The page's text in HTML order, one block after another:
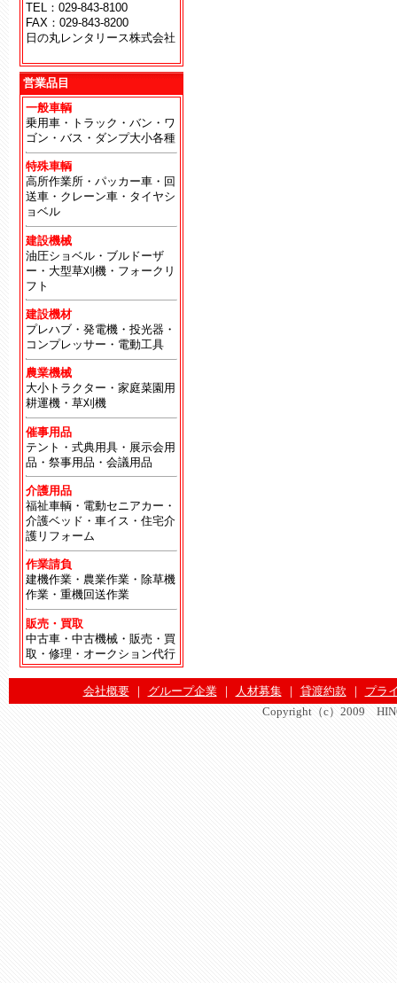
TEL：029-843-8100
FAX：029-843-8200
日の丸レンタリース株式会社
営業品目
一般車輌
乗用車・トラック・バン・ワ
ゴン・バス・ダンプ大小各種
特殊車輌
高所作業所・パッカー車・回
送車・クレーン車・タイヤシ
ョベル
建設機械
油圧ショベル・ブルドーザ
ー・大型草刈機・フォークリ
フト
建設機材
プレハブ・発電機・投光器・
コンプレッサー・電動工具
農業機械
大小トラクター・家庭菜園用
耕運機・草刈機
催事用品
テント・式典用具・展示会用
品・祭事用品・会議用品
介護用品
福祉車輌・電動セニアカー・
介護ベッド・車イス・住宅介
護リフォーム
作業請負
建機作業・農業作業・除草機
作業・重機回送作業
販売・買取
中古車・中古機械・販売・買
取・修理・オークション代行
会社概要｜ グループ企業｜ 人材募集｜ 貸渡約款 ｜ プラ
Copyright（c）2009